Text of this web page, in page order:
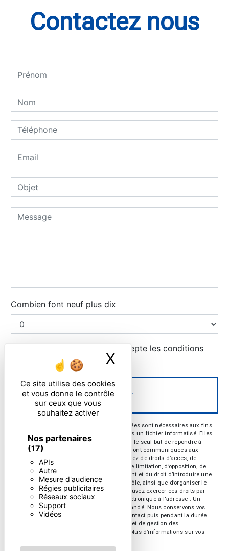
Ce site utilise des cookies
et vous donne le contrôle
sur ceux que vous
souhaitez activer
Nos partenaires
(17)
APIs
Autre
Mesure d'audience
Régies publicitaires
Réseaux sociaux
Support
Vidéos
X Masquer le
Contactez nous
Combien font neuf plus dix
En cochant cette case, j'accepte les conditions
particulières ci-dessous **
Envoyer
** Les données personnelles communiquées sont nécessaires aux fins
de vous contacter et sont enregistrées dans un fichier informatisé. Elles
sont destinées à et ses sous-traitants dans le seul but de répondre à
votre message. Les données collectées seront communiquées aux
seuls destinataires suivants: . Vous disposez de droits d’accès, de
rectification, d’effacement, de portabilité, de limitation, d’opposition, de
retrait de votre consentement à tout moment et du droit d’introduire une
réclamation auprès d’une autorité de contrôle, ainsi que d’organiser le
sort de vos données post-mortem. Vous pouvez exercer ces droits par
voie postale à l'adresse ou par courrier électronique à l'adresse . Un
justificatif d'identité pourra vous être demandé. Nous conservons vos
données pendant la période de prise de contact puis pendant la durée
de prescription légale aux fins probatoires et de gestion des
contentieux. Consultez le site cnil.fr pour plus d’informations sur vos